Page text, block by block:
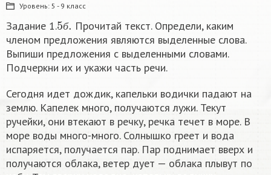
Уровень: 5 - 9 класс
Задание 1. б
5
Прочитай текст. Определи, каким
членом предложения являются выделенные слова.
Выпиши предложения с выделенными словами.
Подчеркни их и укажи часть речи.
Сегодня идет дождик, капельки водички падают на
землю. Капелек много, получаются лужи. Текут
ручейки, они втекают в речку, речка течет в море. В
море воды много-много. Солнышко греет и вода
испаряется, получается пар. Пар поднимает вверх и
получаются облака, ветер дует — облака плывут по